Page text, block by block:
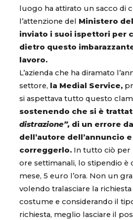
luogo ha attirato un sacco di
l’attenzione del
Ministero
inviato i suoi ispettori per
dietro questo
lavoro.
L’azienda che ha diramato
settore, la Medial Service,
si aspettava tutto questo
sostenendo che si è
distrazione”, di un errore
dell’autore dell’annuncio
correggerlo. In tutto ciò per
ore settimanali, lo stipendio è
mese, 5 euro l’ora. Non un
volendo tralasciare la
costume e considerando il
richiesta, meglio lasciare il